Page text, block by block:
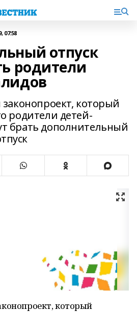
07:58
отпуск
родители
законопроект, который
родители детей-
брать дополнительный
который